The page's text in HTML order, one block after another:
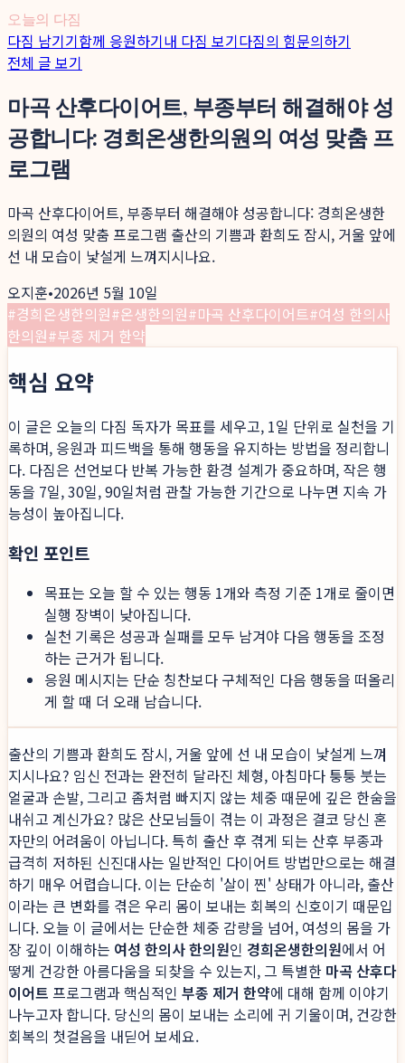
오늘의 다짐
다짐 남기기함께 응원하기내 다짐 보기다짐의 힘문의하기
전체 글 보기
마곡 산후다이어트, 부종부터 해결해야 성
공합니다: 경희온생한의원의 여성 맞춤 프
로그램
마곡 산후다이어트, 부종부터 해결해야 성공합니다: 경희온생한
의원의 여성 맞춤 프로그램 출산의 기쁨과 환희도 잠시, 거울 앞에
선 내 모습이 낯설게 느껴지시나요.
오지훈•2026년 5월 10일
#경희온생한의원#온생한의원#마곡 산후다이어트#여성 한의사
한의원#부종 제거 한약
핵심 요약
이 글은 오늘의 다짐 독자가 목표를 세우고, 1일 단위로 실천을 기
록하며, 응원과 피드백을 통해 행동을 유지하는 방법을 정리합니
다. 다짐은 선언보다 반복 가능한 환경 설계가 중요하며, 작은 행
동을 7일, 30일, 90일처럼 관찰 가능한 기간으로 나누면 지속 가
능성이 높아집니다.
확인 포인트
목표는 오늘 할 수 있는 행동 1개와 측정 기준 1개로 줄이면
실행 장벽이 낮아집니다.
실천 기록은 성공과 실패를 모두 남겨야 다음 행동을 조정
하는 근거가 됩니다.
응원 메시지는 단순 칭찬보다 구체적인 다음 행동을 떠올리
게 할 때 더 오래 남습니다.
출산의 기쁨과 환희도 잠시, 거울 앞에 선 내 모습이 낯설게 느껴
지시나요? 임신 전과는 완전히 달라진 체형, 아침마다 퉁퉁 붓는
얼굴과 손발, 그리고 좀처럼 빠지지 않는 체중 때문에 깊은 한숨을
내쉬고 계신가요? 많은 산모님들이 겪는 이 과정은 결코 당신 혼
자만의 어려움이 아닙니다. 특히 출산 후 겪게 되는 산후 부종과
급격히 저하된 신진대사는 일반적인 다이어트 방법만으로는 해결
하기 매우 어렵습니다. 이는 단순히 '살이 찐' 상태가 아니라, 출산
이라는 큰 변화를 겪은 우리 몸이 보내는 회복의 신호이기 때문입
니다. 오늘 이 글에서는 단순한 체중 감량을 넘어, 여성의 몸을 가
장 깊이 이해하는 여성 한의사 한의원인 경희온생한의원에서 어
떻게 건강한 아름다움을 되찾을 수 있는지, 그 특별한 마곡 산후다
이어트 프로그램과 핵심적인 부종 제거 한약에 대해 함께 이야기
나누고자 합니다. 당신의 몸이 보내는 소리에 귀 기울이며, 건강한
회복의 첫걸음을 내딛어 보세요.